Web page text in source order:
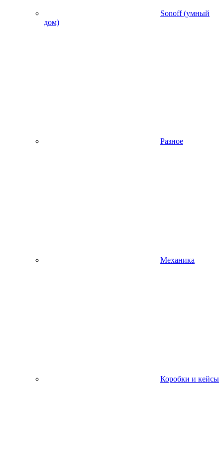
Sonoff (умный
дом)
Разное
Механика
Коробки и кейсы